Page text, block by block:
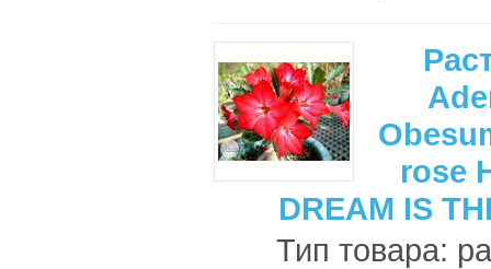
rose
DREAM IS
Тип товара: